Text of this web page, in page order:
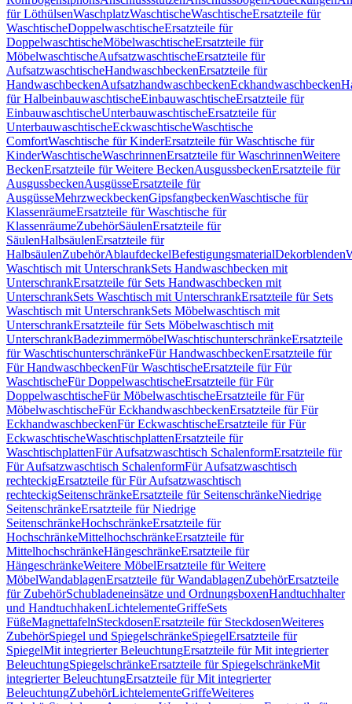
für LöthülsenWaschplatzWaschtischeWaschtischeErsatzteile für
WaschtischeDoppelwaschtischeErsatzteile für
DoppelwaschtischeMöbelwaschtischeErsatzteile für
MöbelwaschtischeAufsatzwaschtischeErsatzteile für
AufsatzwaschtischeHandwaschbeckenErsatzteile für
HandwaschbeckenAufsatzhandwaschbeckenEckhandwaschbecken
für HalbeinbauwaschtischeEinbauwaschtischeErsatzteile für
EinbauwaschtischeUnterbauwaschtischeErsatzteile für
UnterbauwaschtischeEckwaschtischeWaschtische
ComfortWaschtische für KinderErsatzteile für Waschtische für
KinderWaschtischeWaschrinnenErsatzteile für WaschrinnenWeitere
BeckenErsatzteile für Weitere BeckenAusgussbeckenErsatzteile für
AusgussbeckenAusgüsseErsatzteile für
AusgüsseMehrzweckbeckenGipsfangbeckenWaschtische für
KlassenräumeErsatzteile für Waschtische für
KlassenräumeZubehörSäulenErsatzteile für
SäulenHalbsäulenErsatzteile für
HalbsäulenZubehörAblaufdeckelBefestigungsmaterialDekorblenden
Waschtisch mit UnterschrankSets Handwaschbecken mit
UnterschrankErsatzteile für Sets Handwaschbecken mit
UnterschrankSets Waschtisch mit UnterschrankErsatzteile für Sets
Waschtisch mit UnterschrankSets Möbelwaschtisch mit
UnterschrankErsatzteile für Sets Möbelwaschtisch mit
UnterschrankBadezimmermöbelWaschtischunterschränkeErsatzteile
für WaschtischunterschränkeFür HandwaschbeckenErsatzteile für
Für HandwaschbeckenFür WaschtischeErsatzteile für Für
WaschtischeFür DoppelwaschtischeErsatzteile für Für
DoppelwaschtischeFür MöbelwaschtischeErsatzteile für Für
MöbelwaschtischeFür EckhandwaschbeckenErsatzteile für Für
EckhandwaschbeckenFür EckwaschtischeErsatzteile für Für
EckwaschtischeWaschtischplattenErsatzteile für
WaschtischplattenFür Aufsatzwaschtisch SchalenformErsatzteile für
Für Aufsatzwaschtisch SchalenformFür Aufsatzwaschtisch
rechteckigErsatzteile für Für Aufsatzwaschtisch
rechteckigSeitenschränkeErsatzteile für SeitenschränkeNiedrige
SeitenschränkeErsatzteile für Niedrige
SeitenschränkeHochschränkeErsatzteile für
HochschränkeMittelhochschränkeErsatzteile für
MittelhochschränkeHängeschränkeErsatzteile für
HängeschränkeWeitere MöbelErsatzteile für Weitere
MöbelWandablagenErsatzteile für WandablagenZubehörErsatzteile
für ZubehörSchubladeneinsätze und OrdnungsboxenHandtuchhalter
und HandtuchhakenLichtelementeGriffeSets
FüßeMagnettafelnSteckdosenErsatzteile für SteckdosenWeiteres
ZubehörSpiegel und SpiegelschränkeSpiegelErsatzteile für
SpiegelMit integrierter BeleuchtungErsatzteile für Mit integrierter
BeleuchtungSpiegelschränkeErsatzteile für SpiegelschränkeMit
integrierter BeleuchtungErsatzteile für Mit integrierter
BeleuchtungZubehörLichtelementeGriffeWeiteres